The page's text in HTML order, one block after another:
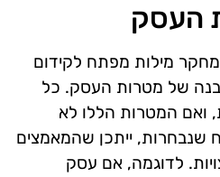
העסק
מילות מפתח לקידום
של מטרות העסק. כל
ואם המטרות הללו לא
ייתכן שהמאמצים
לדוגמה, אם עסק